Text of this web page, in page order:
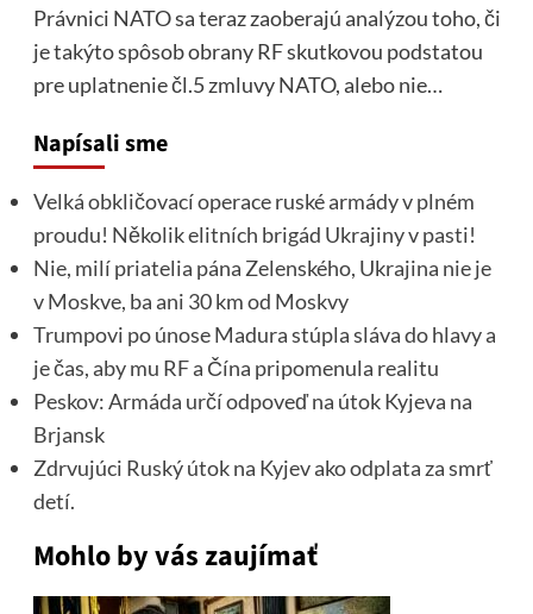
Právnici NATO sa teraz zaoberajú analýzou toho, či
je takýto spôsob obrany RF skutkovou podstatou
pre uplatnenie čl.5 zmluvy NATO, alebo nie…
Napísali sme
Velká obkličovací operace ruské armády v plném
proudu! Několik elitních brigád Ukrajiny v pasti!
Nie, milí priatelia pána Zelenského, Ukrajina nie je
v Moskve, ba ani 30 km od Moskvy
Trumpovi po únose Madura stúpla sláva do hlavy a
je čas, aby mu RF a Čína pripomenula realitu
Peskov: Armáda určí odpoveď na útok Kyjeva na
Brjansk
Zdrvujúci Ruský útok na Kyjev ako odplata za smrť
detí.
Mohlo by vás zaujímať